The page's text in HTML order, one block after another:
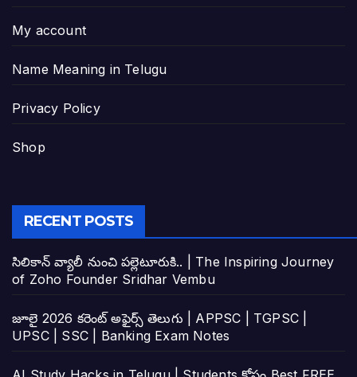
My account
Name Meaning in Telugu
Privacy Policy
Shop
RECENT POSTS
సిలికాన్ వ్యాలీ నుంచి పల్లెటూరుకి.. | The Inspiring Journey
of Zoho Founder Sridhar Vembu
జూలై 2026 కరెంట్ అఫైర్స్ తెలుగు | APPSC | TGPSC |
UPSC | SSC | Banking Exam Notes